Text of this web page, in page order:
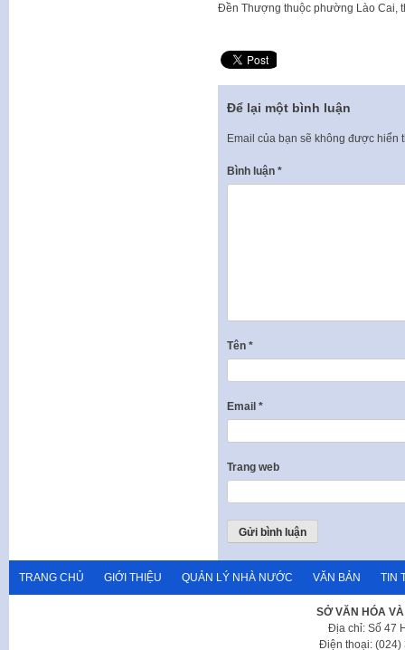
​Đền Thượng thuộc phường Lào Cai,
Để lại một bình luận
Email của bạn sẽ không được hiển
Bình luận *
Tên *
Email *
Trang web
TRANG CHỦ GIỚI THIỆU QUẢN LÝ NHÀ NƯỚC VĂN BẢN TIN
SỞ VĂN HÓA
Địa chỉ: Số 47
Điện thoại: (024)